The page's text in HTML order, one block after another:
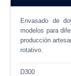
Envasado de
modelos para
producción
rotativo.
D300